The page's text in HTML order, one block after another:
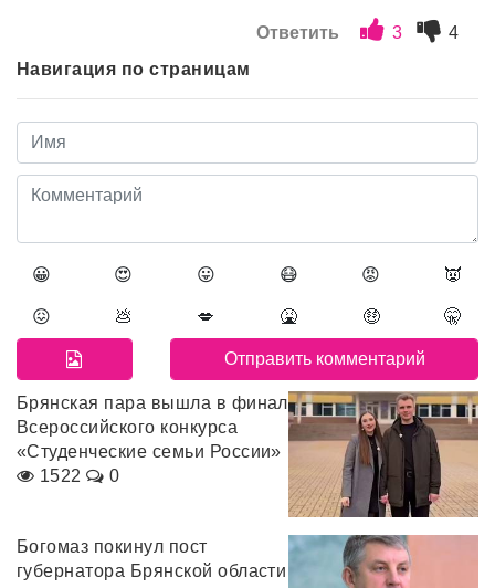
Ответить 3
4
Навигация по страницам
😀 😍 😛 😷 😡 👿
😖 💩 💋 🤮 🤑 🤫
Брянская пара вышла в финал
Всероссийского конкурса
«Студенческие семьи России»
1522
0
Богомаз покинул пост
губернатора Брянской области